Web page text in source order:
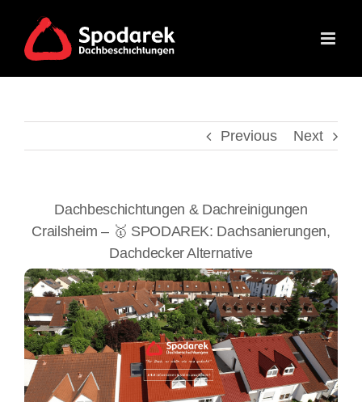
content
Previous Next
Dachbeschichtungen & Dachreinigungen
Crailsheim – 🥇 SPODAREK: Dachsanierungen,
Dachdecker Alternative